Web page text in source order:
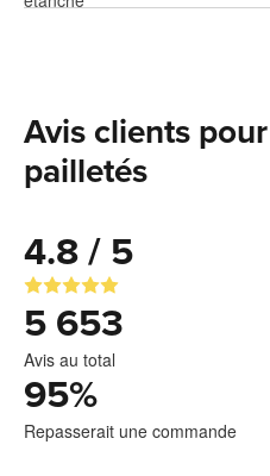
Avis clients
pailletés
4.8 / 5
5 653
Avis au total
95%
Repasserait une commande